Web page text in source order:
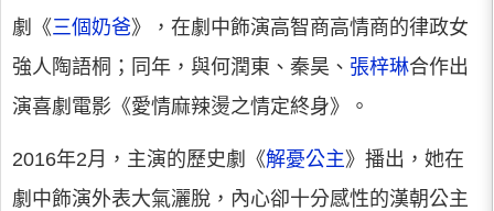
劇《三個奶爸》，在劇中飾演高智商高情商的律政女
強人陶語桐；同年，與何潤東、秦昊、 張梓琳合作出
演喜劇電影《愛情麻辣燙之情定終身》。
2016年2月，主演的歷史劇《解憂公主》播出，她在
劇中飾演外表大氣灑脫，內心卻十分感性的漢朝公主